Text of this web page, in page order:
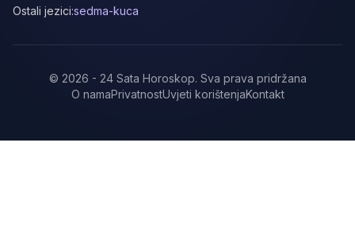
Ostali jezici:sedma-kuca
© 2026 - 24 Sata Horoskop. Sva prava pridržana
O namaPrivatnostUvjeti korištenjaKontakt